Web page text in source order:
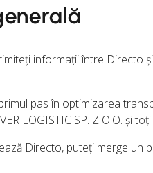
informații între Directo
pas în optimizarea
LOGISTIC SP. Z O.O. și
Directo, puteți merge un